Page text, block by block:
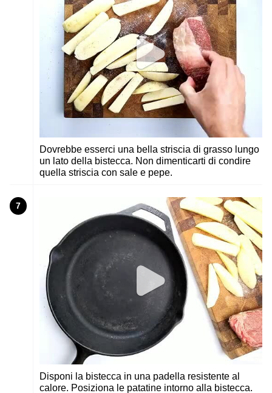
Dovrebbe esserci una bella striscia di grasso lungo
un lato della bistecca. Non dimenticarti di condire
quella striscia con sale e pepe.
7
Disponi la bistecca in una padella resistente al
calore. Posiziona le patatine intorno alla bistecca.